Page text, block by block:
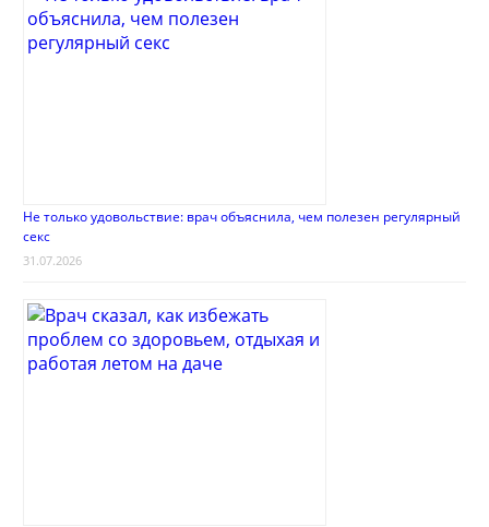
Не только удовольствие: врач объяснила, чем полезен регулярный
секс
31.07.2026